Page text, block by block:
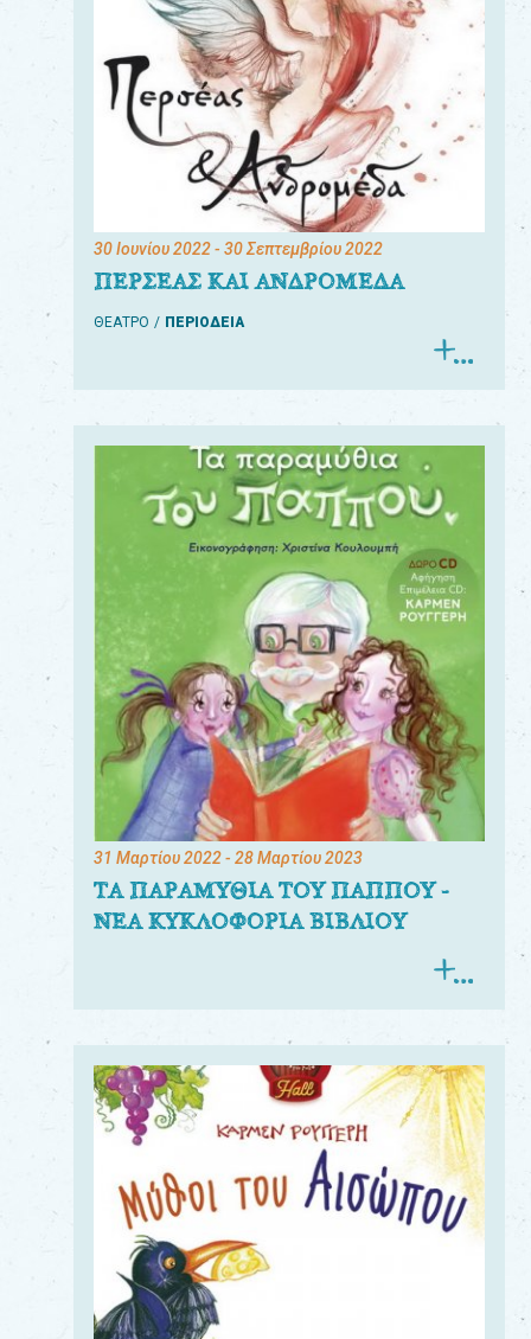
30 Ιουνίου 2022- 30 Σεπτεμβρίου 2022
ΠΕΡΣΕΑΣ ΚΑΙ ΑΝΔΡΟΜΕΔΑ
ΘΕΑΤΡΟ ΠΕΡΙΟΔΕΙΑ
31 Μαρτίου 2022- 28 Μαρτίου 2023
ΤΑ ΠΑΡΑΜΥΘΙΑ ΤΟΥ ΠΑΠΠΟΥ -
ΝΕΑ ΚΥΚΛΟΦΟΡΙΑ ΒΙΒΛΙΟΥ